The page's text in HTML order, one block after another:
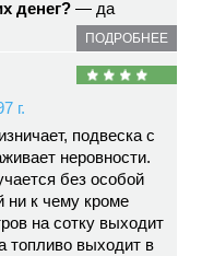
денег? — да
ПОДРОБНЕЕ
г.
подвеска с
неровности.
без особой
ни к чему кроме
на сотку выходит
топливо выходит в